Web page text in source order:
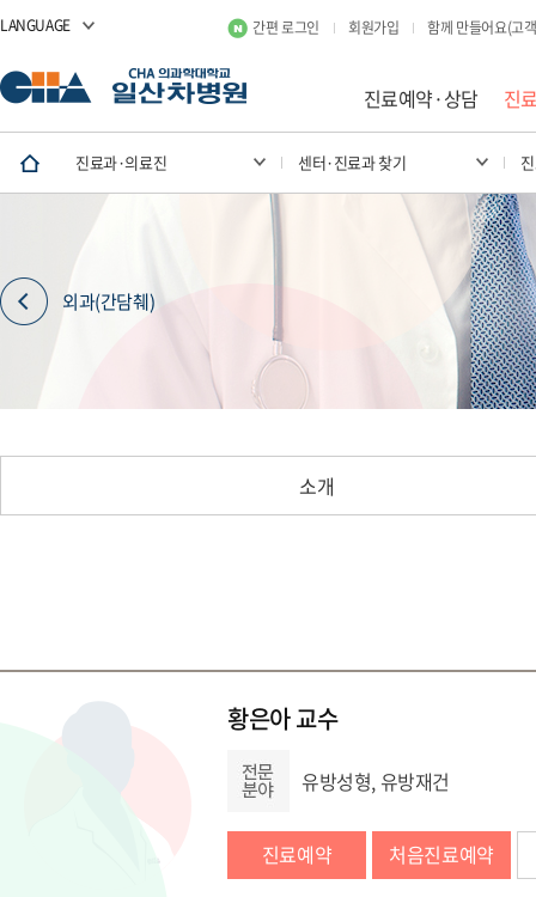
LANGUAGE 간편 로그인 회원가입 함께 만들어요(고
진료예약·상담 진
진료과·의료진 센터·진료과 찾기
외과(간담췌)
소개
황은아 교수
유방성형, 유방재건
진료예약 처음진료예약